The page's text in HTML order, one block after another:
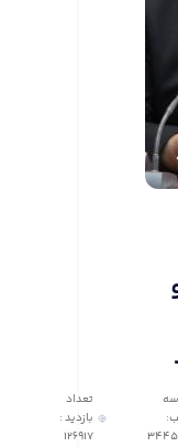
تعداد
بازدید :
126917